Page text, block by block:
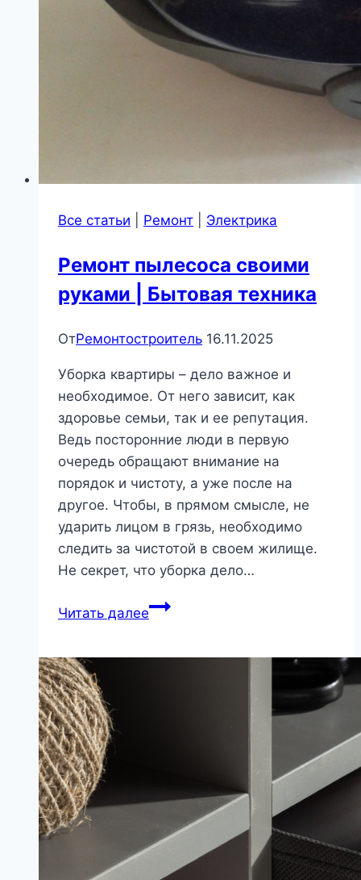
Все статьи Ремонт Электрика
Ремонт пылесоса своими
руками | Бытовая техника
ОтРемонтостроитель 16.11.2025
Уборка квартиры – дело важное и
необходимое. От него зависит, как
здоровье семьи, так и ее репутация.
Ведь посторонние люди в первую
очередь обращают внимание на
порядок и чистоту, а уже после на
другое. Чтобы, в прямом смысле, не
ударить лицом в грязь, необходимо
следить за чистотой в своем жилище.
Не секрет, что уборка дело…
Читать далееРемонт